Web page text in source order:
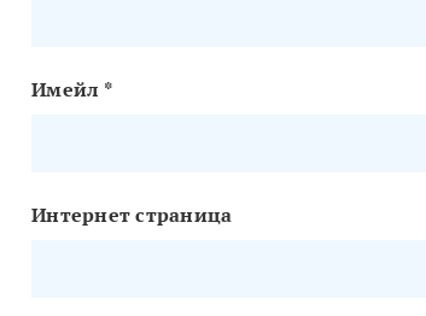
Имейл *
Интернет страница